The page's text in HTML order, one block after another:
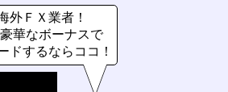
外ＦＸ業者！
華なボーナスで
ドするならココ！